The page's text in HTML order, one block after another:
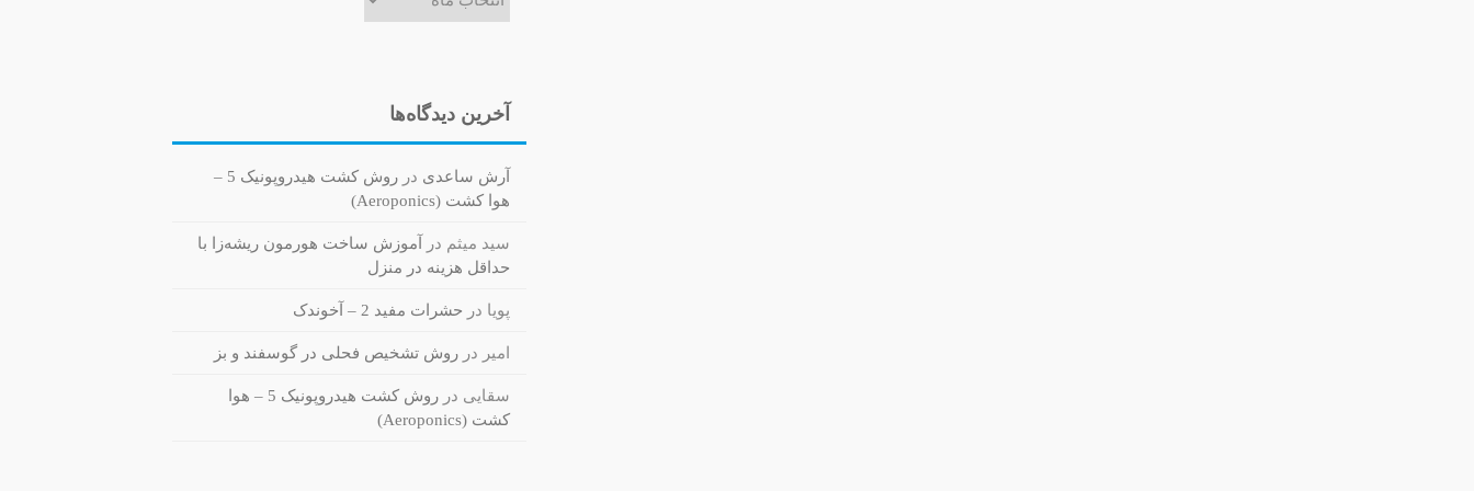
آخرین دیدگاه‌ها
آرش ساعدی در
روش کشت هیدروپونیک 5 –
هوا کشت (Aeroponics)
سید میثم در
آموزش ساخت هورمون ریشه‌زا با
حداقل هزینه در منزل
پویا در حشرات مفید 2 – آخوندک
امیر در روش تشخیص فحلی در گوسفند و بز
سقایی در
روش کشت هیدروپونیک 5 – هوا
کشت (Aeroponics)